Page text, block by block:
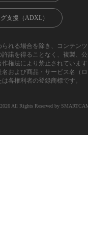
支援（ADXL）
れる場合を除き、コンテン
諾を得ることなく、複製、公
権法により禁止されています
および商品・サービス名（ロ
各権利者の登録商標です。
All Rights Reserved by